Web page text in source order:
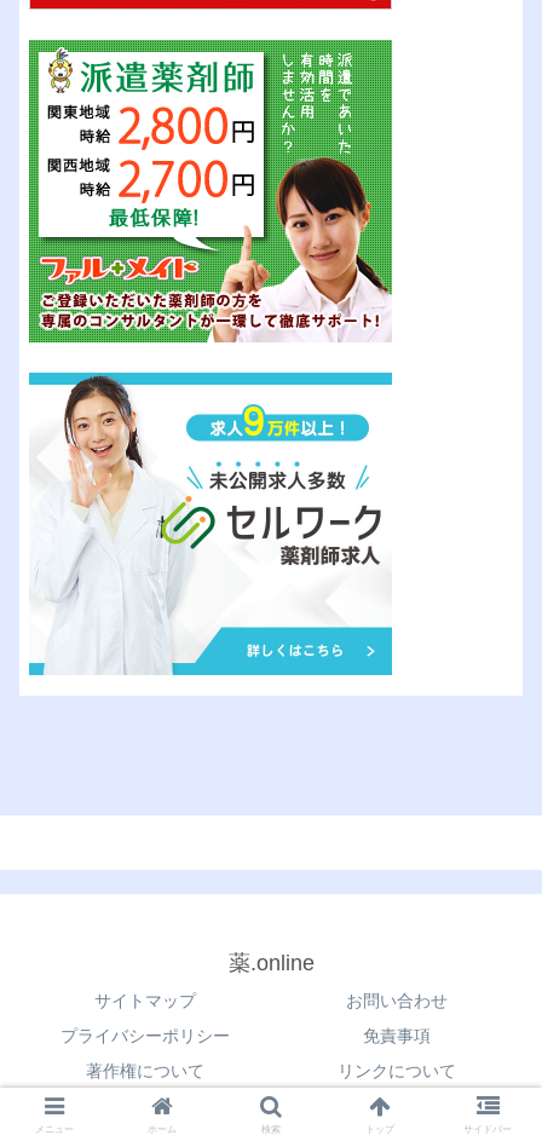
薬.online
サイトマップ
お問い合わせ
プライバシーポリシー
免責事項
著作権について
リンクについて
© 2021 薬.online.
メニュー ホーム 検索 トップ サイドバー